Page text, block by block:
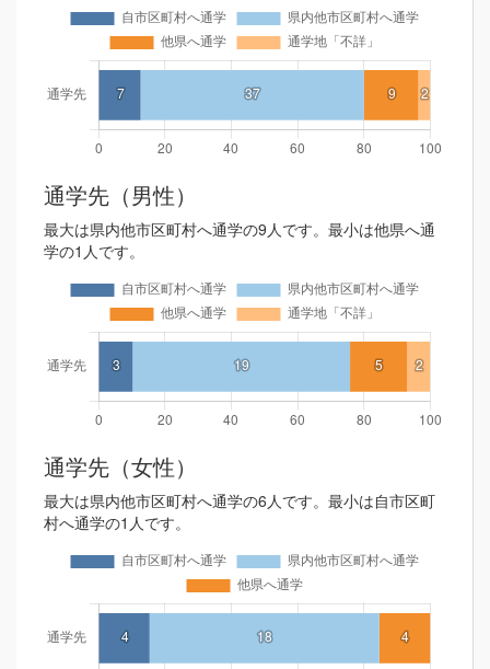
通学先（男性）
最大は県内他市区町村へ通学の9人です。最小は他県へ通
学の1人です。
通学先（女性）
最大は県内他市区町村へ通学の6人です。最小は自市区町
村へ通学の1人です。